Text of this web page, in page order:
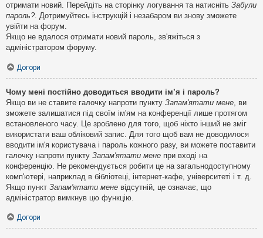
отримати новий. Перейдіть на сторінку логування та натисніть Забули
пароль?. Дотримуйтесь інструкцій і незабаром ви знову зможете
увійти на форум.
Якщо не вдалося отримати новий пароль, зв'яжіться з
адміністратором форуму.
Догори
Чому мені постійно доводиться вводити ім’я і пароль?
Якщо ви не ставите галочку напроти пункту Запам'ятати мене , ви
зможете залишатися під своїм ім'ям на конференції лише протягом
встановленого часу. Це зроблено для того, щоб ніхто інший не зміг
використати ваш обліковий запис. Для того щоб вам не доводилося
вводити ім'я користувача і пароль кожного разу, ви можете поставити
галочку напроти пункту Запам'ятати мене при вході на
конференцію. Не рекомендується робити це на загальнодоступному
комп'ютері, наприклад в бібліотеці, інтернет-кафе, університеті і т. д.
Якщо пункт Запам'ятати мене відсутній, це означає, що
адміністратор вимкнув цю функцію.
Догори